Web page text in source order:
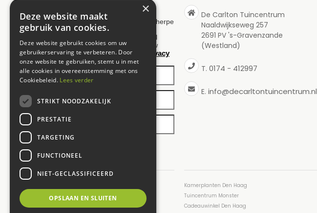
Wilt u op de hoogte blijven van onze scherpe
aanbiedingen en maximaal 1 keer per
maand een nieuwsbrief ontvangen? Vul
hieronder uw gegevens in. Wij slaan uw
gegevens secuur op conform onze
privacy
policy.
De Carlton Tuincentrum
Naaldwijkseweg 257
2691 PV 's-Gravenzande
(Westland)
T. 0174 - 412997
E. info@decarltontuincentrum.nl
Tuincentrum ’s-Gravenzande
Tuincentrum Westland
Kamerplanten Den Haag
Tuincentrum Monster
Cadeauwinkel Den Haag
×
Deze website maakt
gebruik van cookies.
Deze website gebruikt cookies om uw
gebruikerservaring te verbeteren. Door
onze website te gebruiken, stemt u in met
alle cookies in overeenstemming met ons
Cookiebeleid. Lees verder
STRIKT NOODZAKELIJK
PRESTATIE
TARGETING
FUNCTIONEEL
NIET-GECLASSIFICEERD
OPSLAAN EN SLUITEN